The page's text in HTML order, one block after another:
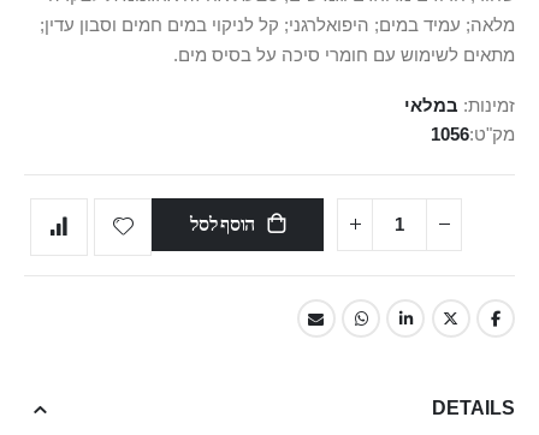
מלאה; עמיד במים; היפואלרגני; קל לניקוי במים חמים וסבון עדין;
מתאים לשימוש עם חומרי סיכה על בסיס מים.
זמינות: במלאי
מק"ט 1056
הוסף לסל
DETAILS